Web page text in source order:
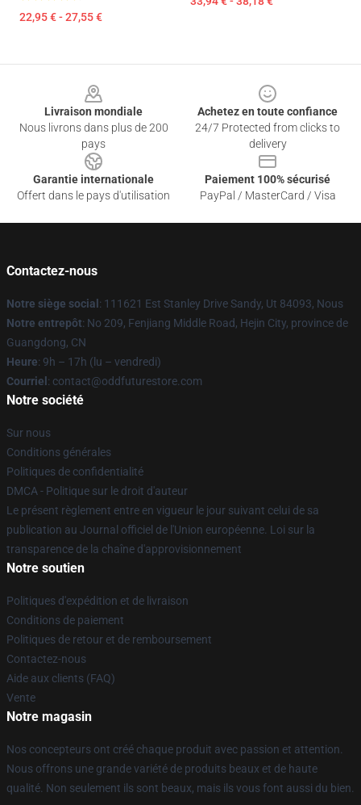
22,95 € - 27,55 €
Livraison mondiale
Nous livrons dans plus de 200
pays
Achetez en toute confiance
24/7 Protected from clicks to
delivery
Garantie internationale
Offert dans le pays d'utilisation
Paiement 100% sécurisé
PayPal / MasterCard / Visa
Contactez-nous
Notre siège social : 111621 Est Stanley Drive Sandy, Ut 84093, Nous
Notre entrepôt: No 209, Fenjiang Middle Road, Hejin City, province de
Guangdong, CN
Heure: 9h – 17h (lu – vendredi)
Courriel : contact@oddfuturestore.com
Notre société
Sur nous
Conditions générales
Politiques de confidentialité
DMCA - Politique sur le droit d'auteur
Le présent règlement entre en vigueur le jour suivant celui de sa
publication au Journal officiel de l'Union européenne. Loi sur la
transparence de la chaîne d'approvisionnement
Notre soutien
Politiques d'expédition et de livraison
Conditions de paiement
Politiques de retour et de remboursement
Contactez-nous
Aide aux clients (FAQ)
Vente
Notre magasin
Nos concepteurs ont créé chaque produit avec passion et attention.
Nous offrons une grande variété de produits beaux et de haute
qualité. Non seulement ils sont beaux, mais ils vous font aussi du bien.